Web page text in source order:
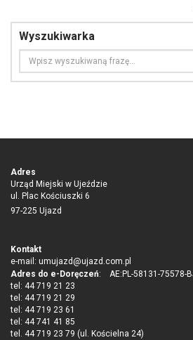
Wyszukiwarka
Adres
Urząd Miejski w Ujeździe
ul. Plac Kościuszki 6
97-225 Ujazd
Kontakt
e-mail: umujazd@ujazd.com.pl
Adres do e-Doręczeń: AE:PL-58131-75578-
tel: 44 719 21 23
tel: 44 719 21 29
tel: 44 719 23 61
tel: 44 741 41 85
tel. 44 719 23 79 (ul. Kościelna 24)